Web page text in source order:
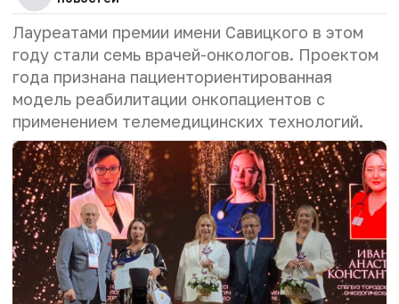
Лауреатами премии имени Савицкого в этом
году стали семь врачей-онкологов. Проектом
года признана пациенториентированная
модель реабилитации онкопациентов с
применением телемедицинских технологий.